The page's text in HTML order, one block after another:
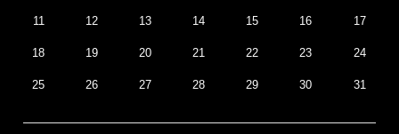
11 12 13 14 15 16 17
18 19 20 21 22 23 24
25 26 27 28 29 30 31